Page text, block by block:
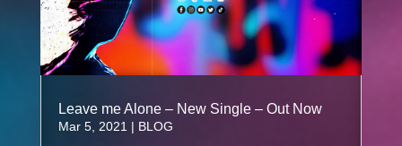
Leave me Alone – New Single – Out Now
Mar 5, 2021 | BLOG